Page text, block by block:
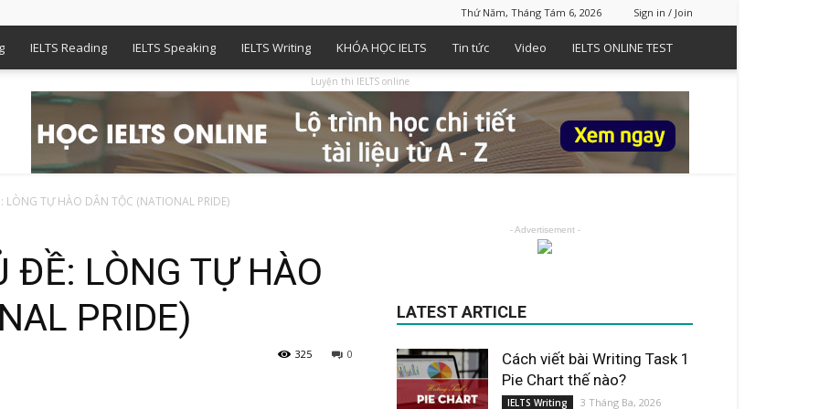
Thứ Năm, Tháng Tám 6, 2026 Sign in / Join
IELTS Reading IELTS Speaking IELTS Writing KHÓA HỌC IELTS Tin tức Video IELTS ONLINE TEST
Luyện thi IELTS online
LÒNG TỰ HÀO DÂN TỘC (NATIONAL PRIDE)
ĐỀ: LÒNG TỰ HÀO
PRIDE)
0
325
- Advertisement -
LATEST ARTICLE
Cách viết bài Writing Task 1
Pie Chart thế nào?
IELTS Writing 3 Tháng Ba, 2026